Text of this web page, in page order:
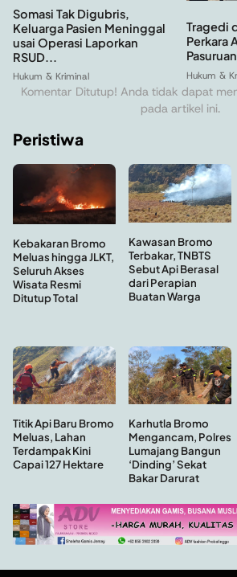
Somasi Tak Digubris,
Keluarga Pasien Meninggal
usai Operasi Laporkan
RSUD...
Hukum & Kriminal
Tragedi
Perkara
Hukum &
Komentar Ditutup! Anda tidak dapat
pada artikel ini.
Peristiwa
Kebakaran Bromo
Meluas hingga JLKT,
Seluruh Akses
Wisata Resmi
Ditutup Total
Kawasan Bromo
Terbakar, TNBTS
Sebut Api Berasal
dari Perapian
Buatan Warga
Titik Api Baru Bromo
Meluas, Lahan
Terdampak Kini
Capai 127 Hektare
Karhutla Bromo
Mengancam, Polres
Lumajang Bangun
‘Dinding’ Sekat
Bakar Darurat